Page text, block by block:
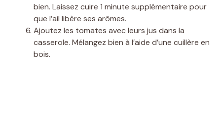
bien. Laissez cuire 1 minute supplémentaire pour
que l’ail libère ses arômes.
Ajoutez les tomates avec leurs jus dans la
casserole. Mélangez bien à l’aide d’une cuillère en
bois.